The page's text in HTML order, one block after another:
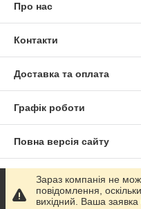
Про нас
Контакти
Доставка та оплата
Графік роботи
Повна версія сайту
Сайт створено на
Зараз компанія не
повідомлення,
вихідний. Ваша